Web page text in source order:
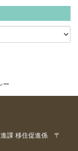
ー
進課 移住促進係 〒